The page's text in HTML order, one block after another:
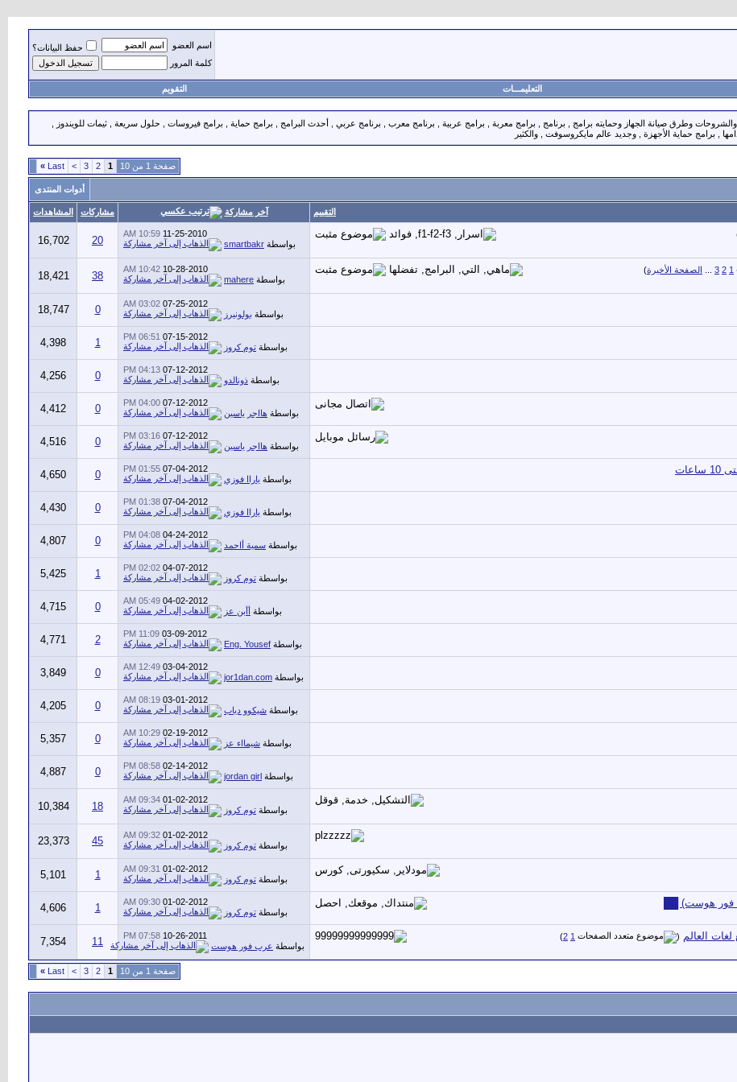
اسم العضو
حفظ البيانات؟
كلمة المرور
التعليمـــات التقويم
وطرق صيانة الجهاز وحمايته برامج , برنامج , برامج معربة , برامج عربية , برنامج معرب , برنامج عربي , أحدث البرامج , برامج حماية , برامج فيروسات , حلول سريعة , ثيمات للويندوز ,
, برامج حماية الأجهزة , وجديد عالم مايكروسوفت , والكثير
صفحة 1 من 10 1
2
3
>
Last
»
أدوات المنتدى
التقييم آخر مشاركة مشاركات المشاهدات
11-25-2010
10:59 AM
بواسطة smartbakr
20
16,702
1
2
3 الصفحة الأخيرة)
10-28-2010
10:42 AM
بواسطة mahere
38
18,421
07-25-2012
03:02 AM
بواسطة بولونيرز 0
18,747
07-15-2012
06:51 PM
بواسطة توم كروز 1
4,398
07-12-2012
04:13 PM
بواسطة ذونالدو 0
4,256
07-12-2012
04:00 PM
بواسطة هااجر ياسين 0
4,412
07-12-2012
03:16 PM
بواسطة هااجر ياسين 0
4,516
07-04-2012
01:55 PM
بواسطة ياراا فوزي 0
4,650
07-04-2012
01:38 PM
بواسطة ياراا فوزي 0
4,430
04-24-2012
04:08 PM
بواسطة سمية أاحمد 0
4,807
04-07-2012
02:02 PM
بواسطة توم كروز 1
5,425
04-02-2012
05:49 AM
بواسطة أأبن عز 0
4,715
03-09-2012
11:09 PM
بواسطة Eng. Yousef
2
4,771
03-04-2012
12:49 AM
بواسطة jor1dan.com
0
3,849
03-01-2012
08:19 AM
بواسطة شيكوو دياب 0
4,205
02-19-2012
10:29 AM
بواسطة شيمااء عز 0
5,357
02-14-2012
08:58 PM
بواسطة jordan girl
0
4,887
01-02-2012
09:34 AM
بواسطة توم كروز 18
10,384
01-02-2012
09:32 AM
بواسطة توم كروز 45
23,373
01-02-2012
09:31 AM
بواسطة توم كروز 1
5,101
فور هوست) ██ 01-02-2012
09:30 AM
بواسطة توم كروز 1
4,606
(
1
2
)
10-26-2011
07:58 PM
بواسطة عرب فور هوست 11
7,354
صفحة 1 من 10 1
2
3
>
Last
»